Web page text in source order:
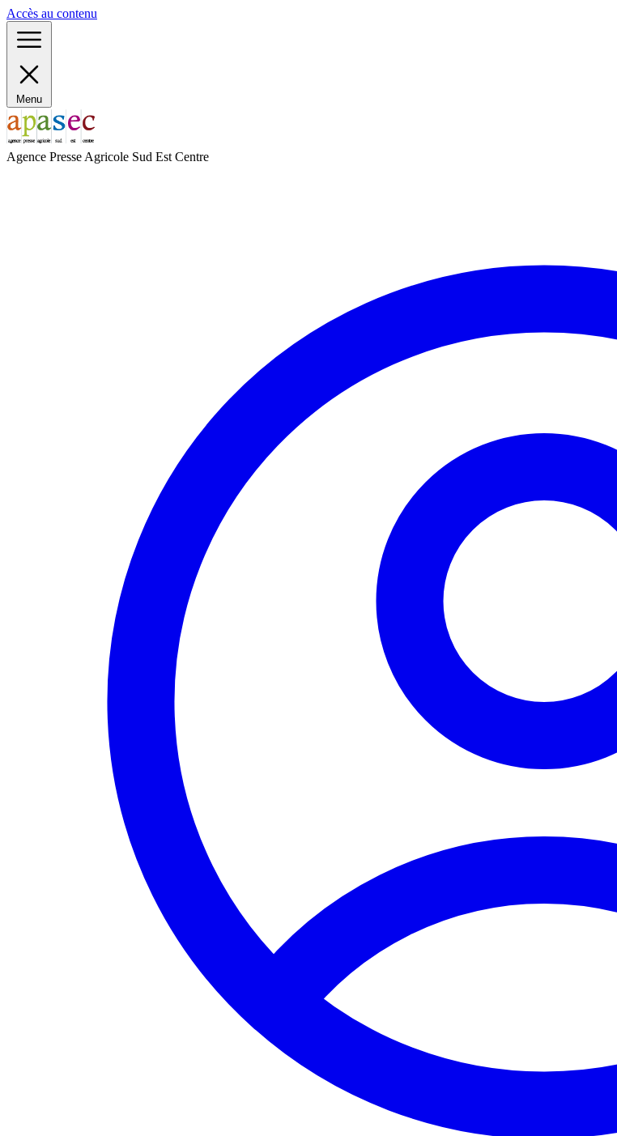
Accès au contenu
Menu
Agence Presse Agricole Sud Est Centre
Panneau de gestion des cookies